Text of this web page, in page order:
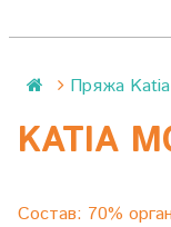
Пряжа Katia
KATIA
Состав: 70%